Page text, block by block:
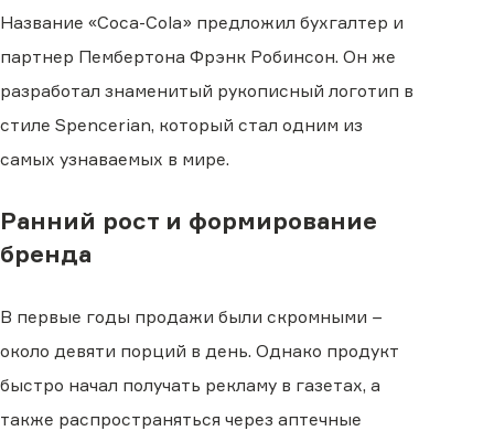
Название «Coca-Cola» предложил бухгалтер и
партнер Пембертона Фрэнк Робинсон. Он же
разработал знаменитый рукописный логотип в
стиле Spencerian, который стал одним из
самых узнаваемых в мире.
Ранний рост и формирование
бренда
В первые годы продажи были скромными −
около девяти порций в день. Однако продукт
быстро начал получать рекламу в газетах, а
также распространяться через аптечные